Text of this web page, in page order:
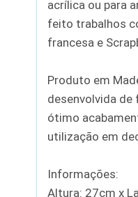
acrílica ou para
feito trabalhos
francesa e
Produto em
desenvolvida de
ótimo
utilização em
Informações:
Altura: 27cm x